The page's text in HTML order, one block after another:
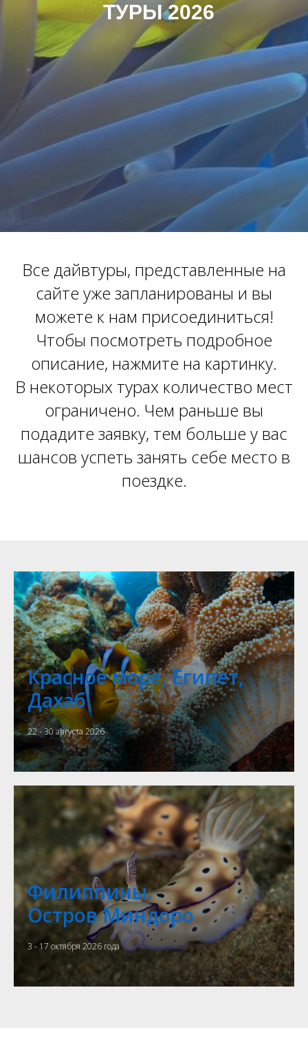
ТУРЫ 2026
Все дайвтуры, представленные на
сайте уже запланированы и вы
можете к нам присоединиться!
Чтобы посмотреть подробное
описание, нажмите на картинку.
В некоторых турах количество мест
ограничено. Чем раньше вы
подадите заявку, тем больше у вас
шансов успеть занять себе место в
поездке.
Красное море, Египет,
Дахаб
22 - 30 августа 2026
Филиппины.
Остров Миндоро
3 - 17 октября 2026 года